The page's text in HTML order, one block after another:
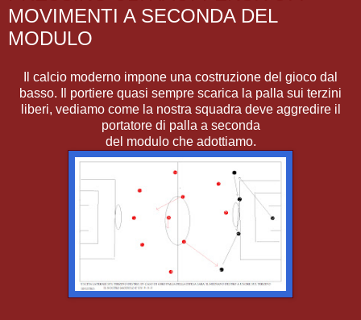
MOVIMENTI A SECONDA DEL
MODULO
Il calcio moderno impone una costruzione del gioco dal
basso. Il portiere quasi sempre scarica la palla sui terzini
liberi, vediamo come la nostra squadra deve aggredire il
portatore di palla a seconda
del modulo che adottiamo.